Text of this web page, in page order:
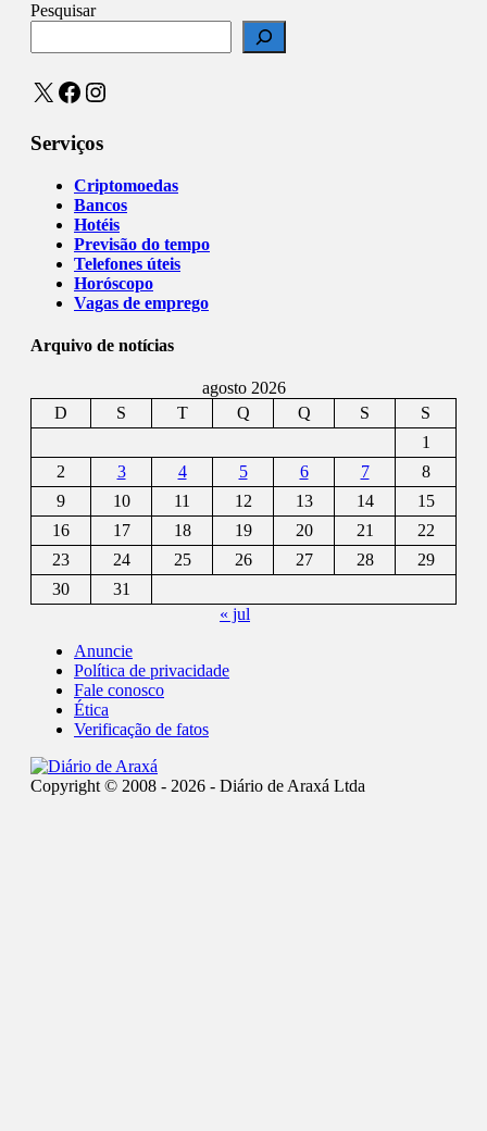
Pesquisar
X Facebook
Instagram
Serviços
Criptomoedas
Bancos
Hotéis
Previsão do tempo
Telefones úteis
Horóscopo
Vagas de emprego
Arquivo de notícias
agosto 2026
D
S T Q Q S
S
1
2
3 4 5 6 7
8
9
10 11 12 13 14
15
16
17 18 19 20 21
22
23
24 25 26 27 28
29
30
31
« jul
Anuncie
Política de privacidade
Fale conosco
Ética
Verificação de fatos
Copyright © 2008 - 2026 - Diário de Araxá Ltda